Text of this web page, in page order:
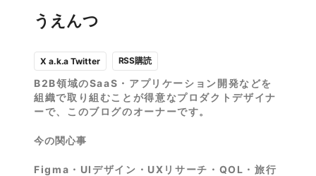
うえんつ
X a.k.a Twitter RSS購読
B2B領域のSaaS・アプリケーション開発などを
組織で取り組むことが得意なプロダクトデザイナ
ーで、このブログのオーナーです。
今の関心事
Figma・UIデザイン・UXリサーチ・QOL・旅行